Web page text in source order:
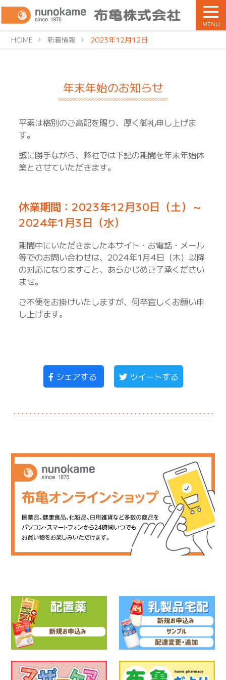
MENU
HOME 新着情報 2023年12月12日
年末年始のお知らせ
平素は格別のご高配を賜り、厚く御礼申し上げま
す。
誠に勝手ながら、弊社では下記の期間を年末年始休
業とさせていただきます。
休業期間：2023年12月30日（土）～
2024年1月3日（水）
期間中にいただきました本サイト・お電話・メール
等でのお問い合わせは、2024年1月4日（木）以降
の対応になりますこと、あらかじめご了承ください
ませ。
ご不便をお掛けいたしますが、何卒宜しくお願い申
し上げます。
シェアする ツイートする